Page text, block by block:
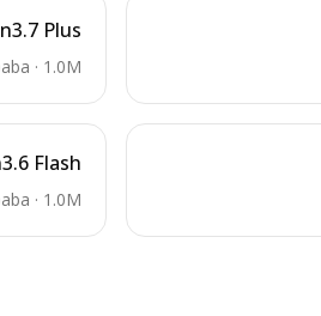
Plus
· 1.0M
Flash
· 1.0M